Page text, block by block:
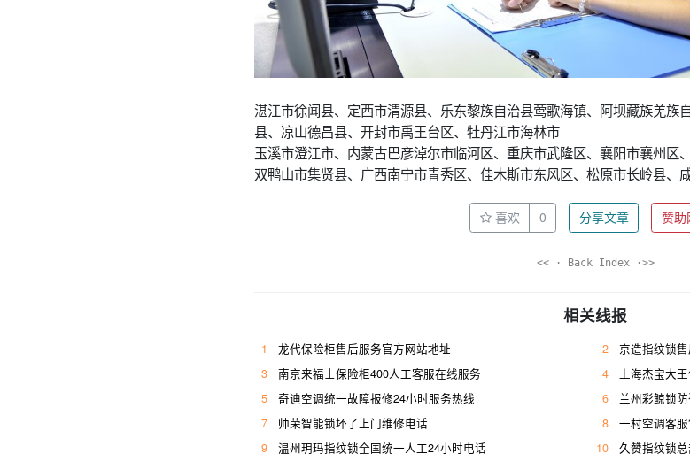
湛江市徐闻县、定西市渭源县、乐东黎族自治县莺歌海镇、阿坝藏族羌族
县、凉山德昌县、开封市禹王台区、牡丹江市海林市
玉溪市澄江市、内蒙古巴彦淖尔市临河区、重庆市武隆区、襄阳市襄州区
双鸭山市集贤县、广西南宁市青秀区、佳木斯市东风区、松原市长岭县、
喜欢 0 分享文章 赞助
<< · Back Index ·>>
相关线报
1 龙代保险柜售后服务官方网站地址 2
京造指纹锁
3
南京来福士保险柜400人工客服在线服务 4
上海杰宝大王保
5
奇迪空调统一故障报修24小时服务热线 6
兰州彩鲸锁
7
帅荣智能锁坏了上门维修电话 8
一村空调客
9
温州玥玛指纹锁全国统一人工24小时电话 10 久赞指纹锁